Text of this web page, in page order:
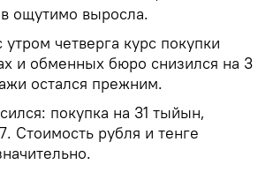
ощутимо выросла.
четверга курс покупки
и обменных бюро снизился на 3
остался прежним.
покупка на 31 тыйын,
Стоимость рубля и тенге